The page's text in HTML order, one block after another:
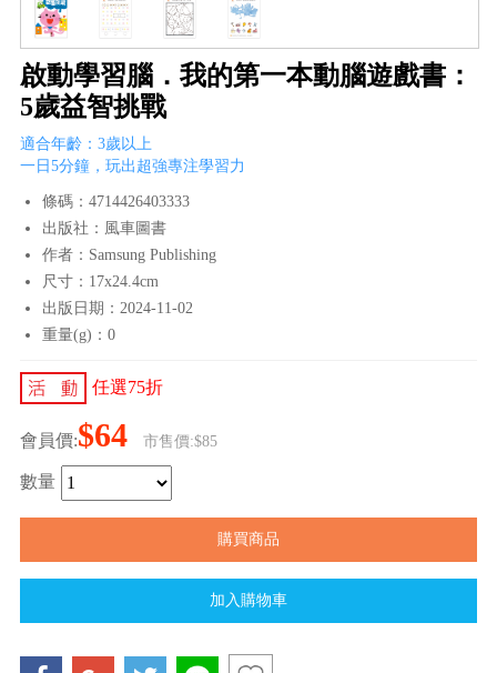
啟動學習腦．我的第一本動腦遊戲書：
5歲益智挑戰
適合年齡：3歲以上
一日5分鐘，玩出超強專注學習力
條碼：4714426403333
出版社：風車圖書
作者：Samsung Publishing
尺寸：17x24.4cm
出版日期：2024-11-02
重量(g)：0
任選75折
會員價:$64 市售價:$85
數量